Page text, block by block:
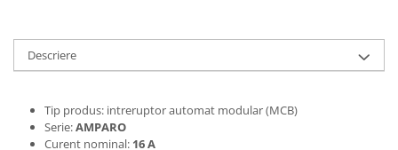
Descriere
Tip produs: intreruptor automat modular (MCB)
Serie:AMPARO
Curent nominal: 16 A